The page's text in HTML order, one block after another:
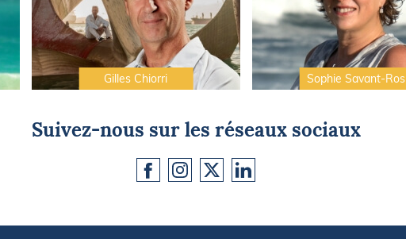
Gilles Chiorri Sophie Savant-Ros
Suivez-nous sur les réseaux sociaux